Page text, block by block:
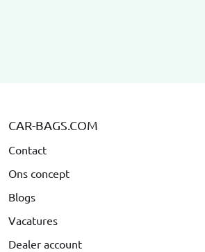
CAR-BAGS.COM
Contact
Ons concept
Blogs
Vacatures
Dealer account